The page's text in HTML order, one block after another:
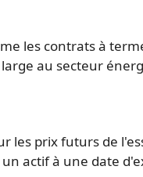
les contrats à
au secteur
les prix futurs de
actif à une date